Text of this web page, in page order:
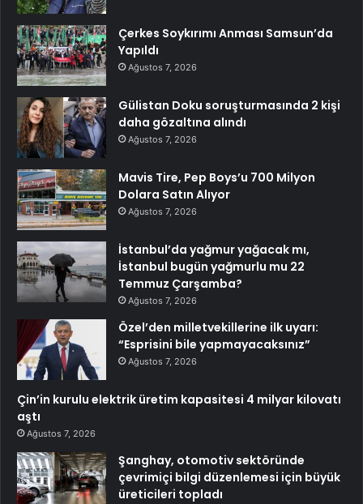
Çerkes Soykırımı Anması Samsun’da
Yapıldı
Ağustos 7, 2026
Gülistan Doku soruşturmasında 2 kişi
daha gözaltına alındı
Ağustos 7, 2026
Mavis Tire, Pep Boys’u 700 Milyon
Dolara Satın Alıyor
Ağustos 7, 2026
İstanbul’da yağmur yağacak mı,
İstanbul bugün yağmurlu mu 22
Temmuz Çarşamba?
Ağustos 7, 2026
Özel’den milletvekillerine ilk uyarı:
“Esprisini bile yapmayacaksınız”
Ağustos 7, 2026
Çin’in kurulu elektrik üretim kapasitesi 4 milyar kilovatı
aştı
Ağustos 7, 2026
Şanghay, otomotiv sektöründe
çevrimiçi bilgi düzenlemesi için büyük
üreticileri topladı